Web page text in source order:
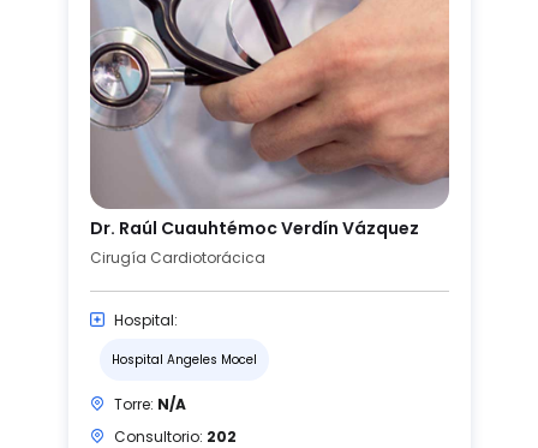
Dr. Raúl Cuauhtémoc Verdín Vázquez
Cirugía Cardiotorácica
Hospital:
Hospital Angeles Mocel
Torre: N/A
Consultorio: 202